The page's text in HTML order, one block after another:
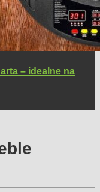
– idealne na